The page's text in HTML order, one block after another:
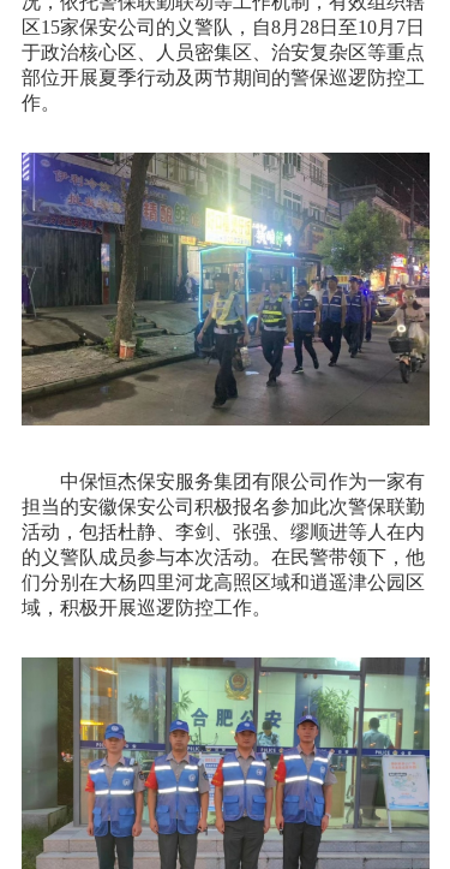
区15家保安公司的义警队，自8月28日至10月7日
于政治核心区、人员密集区、治安复杂区等重点
部位开展夏季行动及两节期间的警保巡逻防控工
作。
中保恒杰保安服务集团有限公司作为一家有
担当的安徽保安公司积极报名参加此次警保联勤
活动，包括杜静、李剑、张强、缪顺进等人在内
的义警队成员参与本次活动。在民警带领下，他
们分别在大杨四里河龙高照区域和逍遥津公园区
域，积极开展巡逻防控工作。